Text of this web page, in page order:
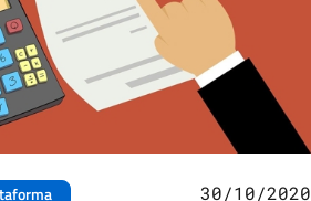
30/10/2020